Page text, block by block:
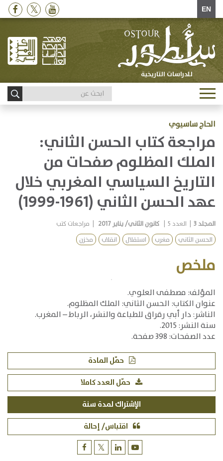
EN
للدراسات التاريخية
Toggle
navigation
الحاج ساسيوي
مراجعة كتاب الحسن الثاني:
الملك المظلوم صفحات من
التاريخ السياسي المغربي خلال
عهد الحسن الثاني (1961-1999)
المجلد3 العدد5 كانون الثاني/ يناير 2017
مراجعات كتب
الحسن الثاني
مغرب استقلال انقلاب مخزن
ملخص
المؤلف: مصطفى العلوي.
عنوان الكتاب: الحسن الثاني: الملك المظلوم.
الناشر: دار أبي رقراق للطباعة والنشر، الرباط – المغرب.
سنة النشر: 2015.
عدد الصفحات: 398 صفحة.
حمّل المادة
حمّل العدد كاملا
الإشتراك لمدة سنة
اقتباس/ إحالة